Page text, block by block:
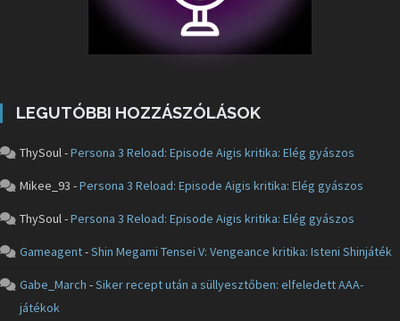
LEGUTÓBBI HOZZÁSZÓLÁSOK
ThySoul-Persona 3 Reload: Episode Aigis kritika: Elég gyászos
Mikee_93 -Persona 3 Reload: Episode Aigis kritika: Elég gyászos
ThySoul-Persona 3 Reload: Episode Aigis kritika: Elég gyászos
Gameagent-Shin Megami Tensei V: Vengeance kritika: Isteni Shinjáték
Gabe_March -Siker recept után a süllyesztőben: elfeledett AAA-
játékok